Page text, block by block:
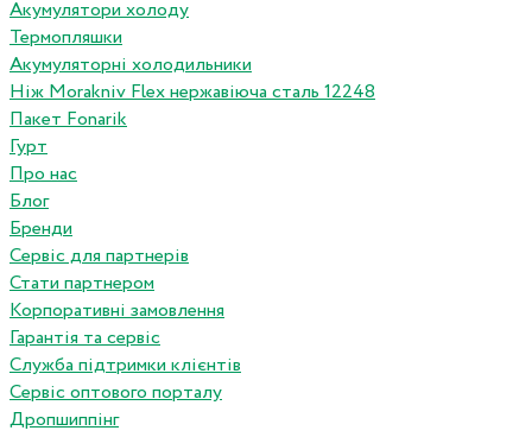
Акумулятори холоду
Термопляшки
Акумуляторні холодильники
Ніж Morakniv Flex нержавіюча сталь 12248
Пакет Fonarik
Гурт
Про нас
Блог
Бренди
Сервіс для партнерів
Стати партнером
Корпоративні замовлення
Гарантія та сервіс
Служба підтримки клієнтів
Сервіс оптового порталу
Дропшиппінг